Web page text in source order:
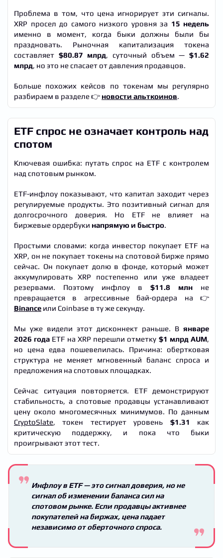
Проблема в том, что цена игнорирует эти сигналы.
XRP просел до самого низкого уровня за 15 недель
именно в момент, когда быки должны были бы
праздновать. Рыночная капитализация токена
составляет $80.87 млрд, суточный объем —$1.62
млрд, но это не спасает от давления продавцов.
Больше похожих кейсов по токенам мы регулярно
разбираем в разделе 👉 новости альткоинов.
ETF спрос не означает контроль над
спотом
Ключевая ошибка: путать спрос на ETF с контролем
над спотовым рынком.
ETF-инфлоу показывают, что капитал заходит через
регулируемые продукты. Это позитивный сигнал для
долгосрочного доверия. Но ETF не влияет на
биржевые ордербуки напрямую и быстро.
Простыми словами: когда инвестор покупает ETF на
XRP, он не покупает токены на спотовой бирже прямо
сейчас. Он покупает долю в фонде, который может
аккумулировать XRP постепенно или уже владеет
резервами. Поэтому инфлоу в $11.8 млн не
превращается в агрессивные бай-ордера на 👉
Binance или Coinbase в ту же секунду.
Мы уже видели этот дисконнект раньше. В январе
2026 года ETF на XRP перешли отметку $1 млрд AUM,
но цена едва пошевелилась. Причина: обертковая
структура не меняет мгновенный баланс спроса и
предложения на спотовых площадках.
Сейчас ситуация повторяется. ETF демонстрируют
стабильность, а спотовые продавцы устанавливают
цену около многомесячных минимумов. По данным
CryptoSlate, токен тестирует уровень $1.31 как
критическую поддержку, и пока что быки
проигрывают этот тест.
Инфлоу в ETF — это сигнал доверия, но не
сигнал об изменении баланса сил на
спотовом рынке. Если продавцы активнее
покупателей на биржах, цена падает
независимо от оберточного спроса.